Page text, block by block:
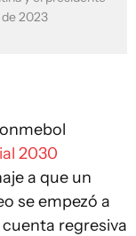
2023
2030
a que un
se empezó a
regresiva